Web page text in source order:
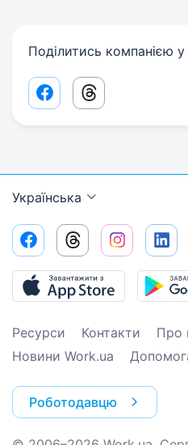
Поділитись компанією
Facebook share link
Threads share
Українська
Ресурси Контакти Про
Новини Work.ua
Роботодавцю